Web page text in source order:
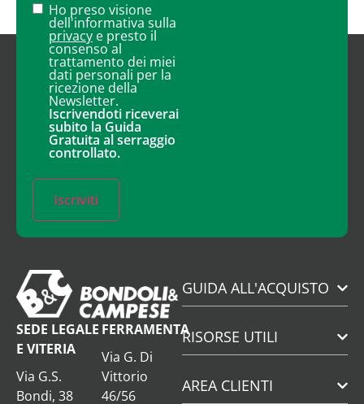
Ho preso visione
dell'informativa sulla
privacy e presto il
consenso al
trattamento dei miei
dati personali per la
ricezione della
Newsletter.
Iscrivendoti riceverai
subito la Guida
Gratuita al serraggio
controllato.
Iscriviti
SEDE LEGALE
E VITERIA
Via G.S.
Bondi, 38
FERRAMENTA
Via G. Di
Vittorio
46/56
GUIDA ALL'ACQUISTO
RISORSE UTILI
AREA CLIENTI